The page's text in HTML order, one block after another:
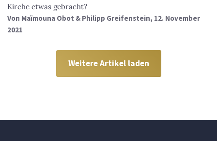
Kirche etwas gebracht?
Von Maïmouna Obot & Philipp Greifenstein, 12. November
2021
Weitere Artikel laden